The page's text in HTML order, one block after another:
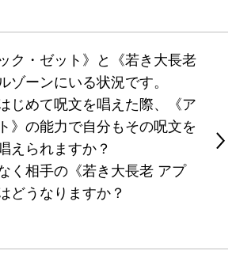
ク・ゼット》と《若き大長老
ゾーンにいる状況です。
じめて呪文を唱えた際、《ア
》の能力で自分もその呪文を
えられますか？
く相手の《若き大長老 アプ
どうなりますか？